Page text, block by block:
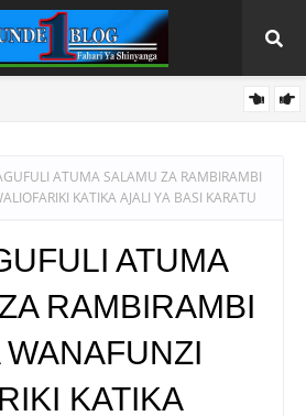
ATUMA SALAMU ZA RAMBIRAMBI
KATIKA AJALI YA BASI KARATU
ATUMA
RAMBIRAMBI
KATIKA